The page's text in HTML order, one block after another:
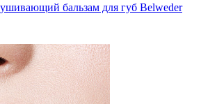
бальзам для губ Belweder